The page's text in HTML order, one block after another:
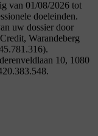
van 01/08/2026 tot
doeleinden.
uw dossier door
Warandeberg
10, 1080